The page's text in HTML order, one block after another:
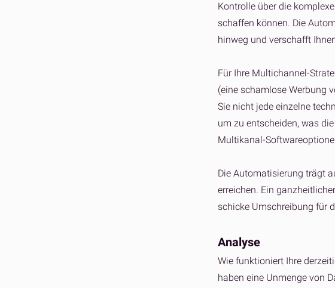
Kontrolle über die
schaffen können. Die
hinweg und verschafft
Für Ihre Multichannel-
(eine schamlose Werbung
Sie nicht jede einzelne
um zu entscheiden, was
Multikanal-
Die Automatisierung trägt
erreichen. Ein
schicke Umschreibung für
Analyse
Wie funktioniert Ihre
haben eine Unmenge von